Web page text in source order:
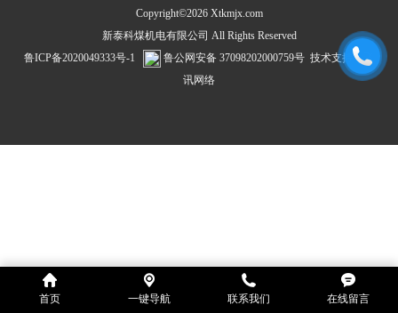
Copyright©2026 Xtkmjx.com
新泰科煤机电有限公司 All Rights Reserved
鲁ICP备2020049333号-1
鲁公网安备 37098202000759号 技术支持：飞
讯网络
首页 一键导航 联系我们 在线留言